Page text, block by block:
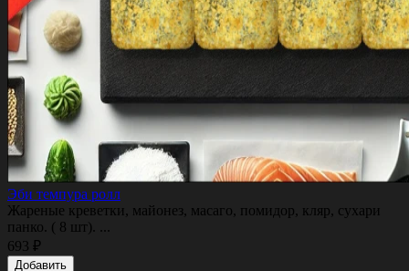
Эби темпура ролл
Жареные креветки, майонез, масаго, помидор, кляр, сухари
панко. ( 8 шт). ...
693 ₽
Добавить